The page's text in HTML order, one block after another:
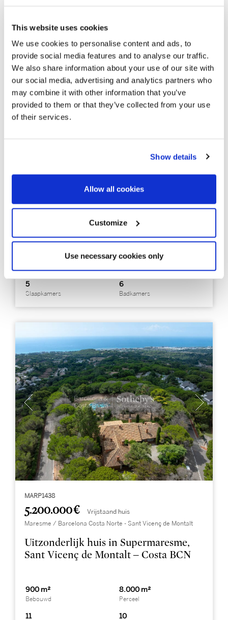
This website uses cookies
We use cookies to personalise content and ads, to
provide social media features and to analyse our traffic.
We also share information about your use of our site with
our social media, advertising and analytics partners who
may combine it with other information that you’ve
provided to them or that they’ve collected from your use
of their services.
Show details
Allow all cookies
Customize
Use necessary cookies only
8.000.000 €
Maresme / Barcelona Costa Norte - Sant Vicenç de Montalt
Iconisch juweel van Coderch met
zeezicht en privacy op golfbaan
15.301 m²
5
Slaapkamers
6
Badkamers
MARP1438
5.200.000 € Vrijstaand huis
Maresme / Barcelona Costa Norte - Sant Vicenç de Montalt
Uitzonderlijk huis in Supermaresme,
Sant Vicenç de Montalt – Costa BCN
900 m²
Bebouwd
8.000 m²
Perceel
11 10